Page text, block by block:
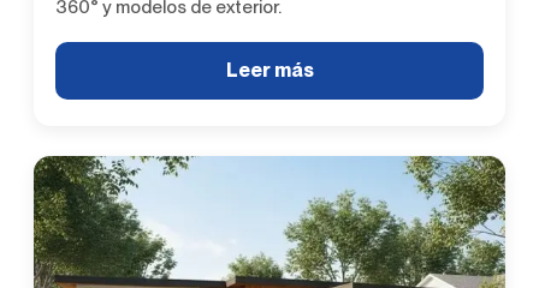
360° y modelos de exterior.
Leer más